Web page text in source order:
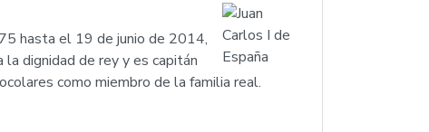
hasta el 19 de junio de 2014,
dignidad de rey y es capitán
como miembro de la familia real.